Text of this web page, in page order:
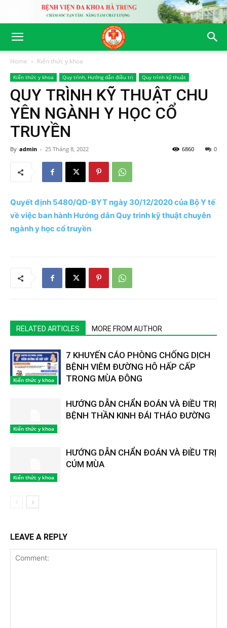
Home Kiến thức y khoa
Kiến thức y khoa Quy trình, Hướng dẫn điều trị Quy trình kỹ thuật
QUY TRÌNH KỸ THUẬT CHU
YÊN NGÀNH Y HỌC CỔ
TRUYỀN
By admin - 25 Tháng 8, 2022 0
6860
Quyết định 5480/QĐ-BYT ngày 30/12/2020 của Bộ Y tế
về việc ban hành Hướng dẫn Quy trình kỹ thuật chuyên
ngành y học cổ truyền
RELATED ARTICLES MORE FROM AUTHOR
Kiến thức y khoa
7 KHUYẾN CÁO PHÒNG CHỐNG DỊCH
BỆNH VIÊM ĐƯỜNG HÔ HẤP CẤP
TRONG MÙA ĐÔNG
Kiến thức y khoa
HƯỚNG DẪN CHẨN ĐOÁN VÀ ĐIỀU TRỊ
BỆNH THẦN KINH ĐÁI THÁO ĐƯỜNG
Kiến thức y khoa
HƯỚNG DẪN CHẨN ĐOÁN VÀ ĐIỀU TRỊ
CÚM MÙA
LEAVE A REPLY